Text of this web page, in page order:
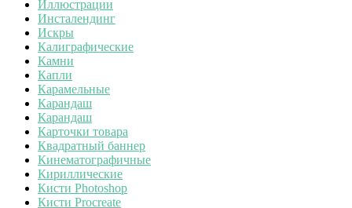
Иллюстрации
Инсталендинг
Искры
Калиграфические
Камни
Капли
Карамельные
Карандаш
Карандаш
Карточки товара
Квадратный баннер
Кинематографичные
Кириллические
Кисти Photoshop
Кисти Procreate